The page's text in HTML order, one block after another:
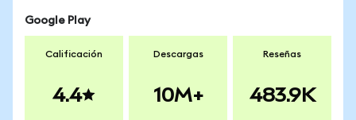
Google Play
Calificación
4.4
Descargas
10M+
Reseñas
483.9K